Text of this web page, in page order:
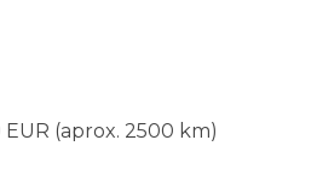
EUR (aprox. 2500 km)